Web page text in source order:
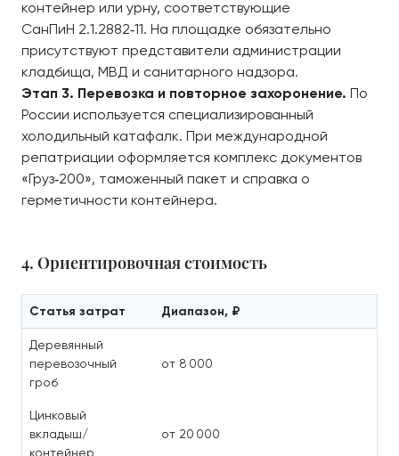
контейнер или урну, соответствующие
СанПиН 2.1.2882‑11. На площадке обязательно
присутствуют представители администрации
кладбища, МВД и санитарного надзора.
Этап 3. Перевозка и повторное захоронение. По
России используется специализированный
холодильный катафалк. При международной
репатриации оформляется комплекс документов
«Груз‑200», таможенный пакет и справка о
герметичности контейнера.
4. Ориентировочная стоимость
Статья затрат Диапазон, ₽
Деревянный
перевозочный
гроб
от 8 000
Цинковый
вкладыш/
контейнер
от 20 000